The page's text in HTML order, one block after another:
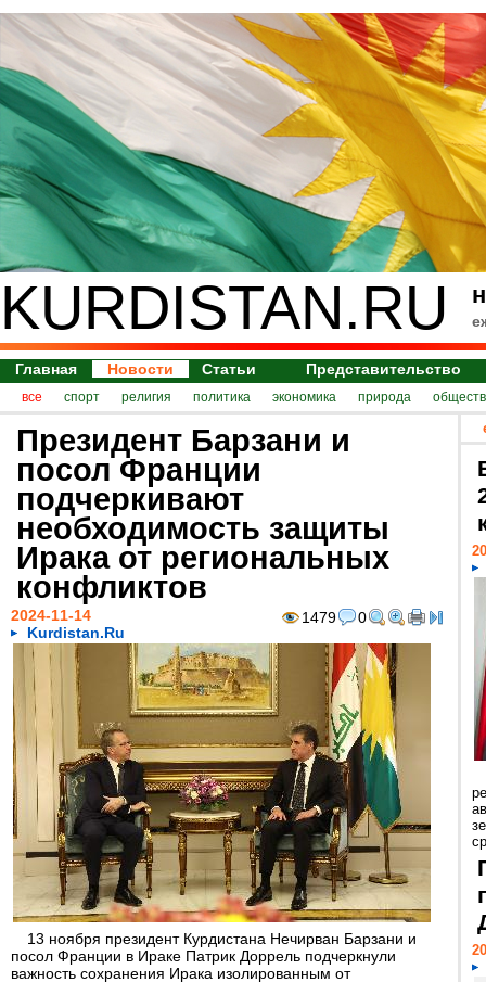
KURDISTAN.RU
Главная Новости Статьи Представительство
все спорт религия политика экономика природа
Президент Барзани и
посол Франции
подчеркивают
необходимость защиты
Ирака от региональных
конфликтов
1479 0
2024-11-14
Kurdistan.Ru
13 ноября президент Курдистана Нечирван Барзани и
посол Франции в Ираке Патрик Доррель подчеркнули
важность сохранения Ирака изолированным от